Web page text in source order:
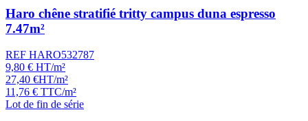
Haro chêne stratifié tritty campus duna espresso
7.47m²
REF HARO532787
9,80 € HT/m²
27,40 €HT/m²
11,76 € TTC/m²
Lot de fin de série